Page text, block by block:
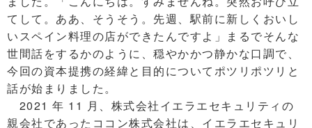
てして。ああ、そうそう。先週、駅前に新しくおいし
いスペイン料理の店ができたんですよ」まるでそんな
世間話をするかのように、穏やかかつ静かな口調で、
今回の資本提携の経緯と目的についてポツリポツリと
話が始まりました。
2021 年 11 月、株式会社イエラエセキュリティの
親会社であったココン株式会社は、イエラエセキュリ